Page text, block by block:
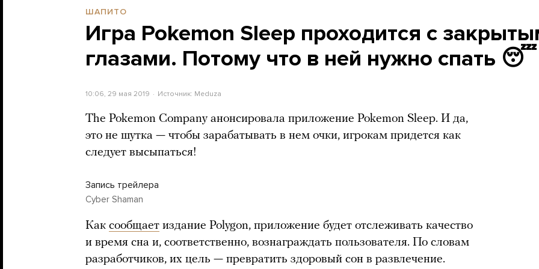
ШАПИТО
Игра Pokemon Sleep проходится с
глазами. Потому что в ней нужно спать 😴
10:06, 29 мая 2019 Источник: Meduza
The Pokemon Company анонсировала приложение Pokemon Sleep. И да,
это не шутка — чтобы зарабатывать в нем очки, игрокам придется как
следует высыпаться!
Запись трейлера
Cyber Shaman
Как сообщает издание Polygon, приложение будет отслеживать качество
и время сна и, соответственно, вознаграждать пользователя. По словам
разработчиков, их цель — превратить здоровый сон в развлечение.